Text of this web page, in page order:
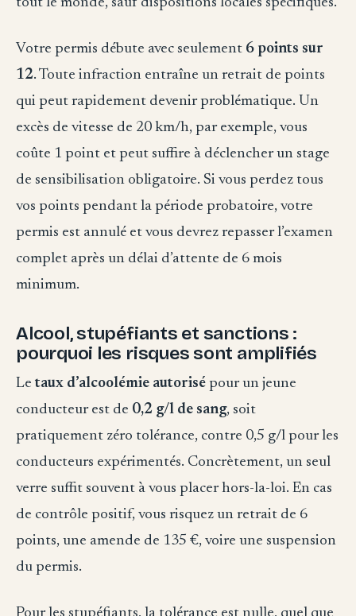
Votre permis débute avec seulement 6 points sur
12. Toute infraction entraîne un retrait de points
qui peut rapidement devenir problématique. Un
excès de vitesse de 20 km/h, par exemple, vous
coûte 1 point et peut suffire à déclencher un stage
de sensibilisation obligatoire. Si vous perdez tous
vos points pendant la période probatoire, votre
permis est annulé et vous devrez repasser l’examen
complet après un délai d’attente de 6 mois
minimum.
Alcool, stupéfiants et sanctions :
pourquoi les risques sont amplifiés
Le taux d’alcoolémie autorisé pour un jeune
conducteur est de 0,2 g/l de sang, soit
pratiquement zéro tolérance, contre 0,5 g/l pour les
conducteurs expérimentés. Concrètement, un seul
verre suffit souvent à vous placer hors-la-loi. En cas
de contrôle positif, vous risquez un retrait de 6
points, une amende de 135 €, voire une suspension
du permis.